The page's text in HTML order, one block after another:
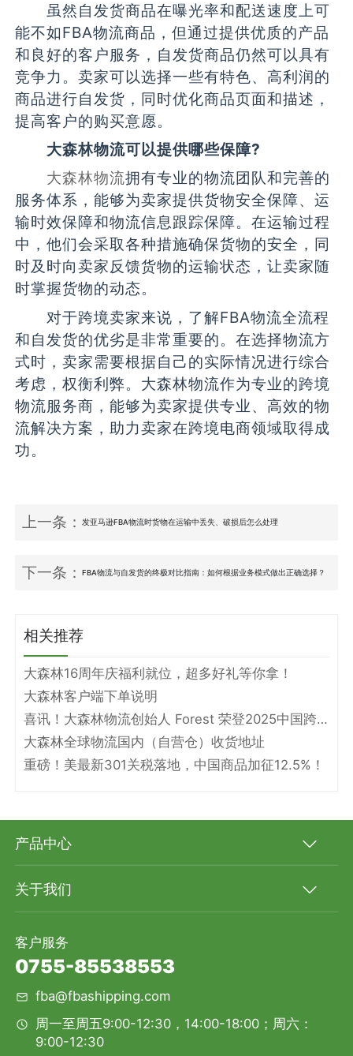
虽然自发货商品在曝光率和配送速度上可
能不如FBA物流商品，但通过提供优质的产品
和良好的客户服务，自发货商品仍然可以具有
竞争力。卖家可以选择一些有特色、高利润的
商品进行自发货，同时优化商品页面和描述，
提高客户的购买意愿。
大森林物流可以提供哪些保障?
大森林物流拥有专业的物流团队和完善的
服务体系，能够为卖家提供货物安全保障、运
输时效保障和物流信息跟踪保障。在运输过程
中，他们会采取各种措施确保货物的安全，同
时及时向卖家反馈货物的运输状态，让卖家随
时掌握货物的动态。
对于跨境卖家来说，了解FBA物流全流程
和自发货的优劣是非常重要的。在选择物流方
式时，卖家需要根据自己的实际情况进行综合
考虑，权衡利弊。大森林物流作为专业的跨境
物流服务商，能够为卖家提供专业、高效的物
流解决方案，助力卖家在跨境电商领域取得成
功。
上一条：发亚马逊FBA物流时货物在运输中丢失、破损后怎么处理
下一条：FBA物流与自发货的终极对比指南：如何根据业务模式做出正确选择？
相关推荐
大森林16周年庆福利就位，超多好礼等你拿！
大森林客户端下单说明
喜讯！大森林物流创始人 Forest 荣登2025中国跨境电商物流名人堂！
大森林全球物流国内（自营仓）收货地址
重磅！美最新301关税落地，中国商品加征12.5%！
产品中心
关于我们
客户服务
0755-85538553
fba@fbashipping.com
周一至周五9:00-12:30，14:00-18:00；周六：
9:00-12:30